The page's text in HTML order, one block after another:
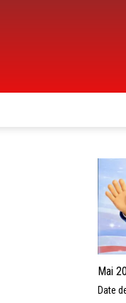
Mai
Date